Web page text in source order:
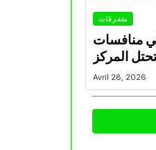
متفرقات
في منافسات
المركز
الإفريقية
U17
Avril 28, 2026